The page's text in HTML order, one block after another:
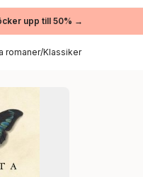
upp till 50% →
romaner/Klassiker